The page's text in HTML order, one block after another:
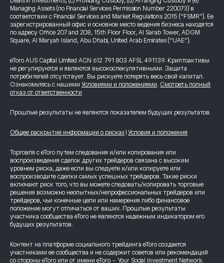
Managing Assets (по Financial Services Permission Number 220073) в
соответствии с Financial Services and Market Regulations 2015 (“FSMR”). Ее
зарегистрированный офис и основное место ведения бизнеса находятся
по адресу Office 207 and 208, 15th Floor Floor, Al Sarab Tower, ADGM
Square, Al Maryah Island, Abu Dhabi, United Arab Emirates (“UAE”).
eToro AUS Capital Limited ACN 612 791 803 AFSL 491139. Криптоактивы
не регулируются и являются высокоспекулятивными. Защита
потребителей отсутствует. Вы рискуете потерять весь свой капитал.
Ознакомьтесь с нашими Условиями и положениями. Смотреть полный
отказ от ответственности
Прошлые результаты не являются показателем будущих результатов.
Общее раскрытие информации о рисках Условия и положения
Торговля с eToro путем следования и/или копирования или
воспроизведения сделок других трейдеров связана с высоким
уровнем риска, даже если вы следуете и/или копируете или
воспроизводите сделки самых успешных трейдеров. Такие риски
включают риск того, что вы можете следовать/копировать торговые
решения возможно неопытных/непрофессиональных трейдеров или
трейдеров, чьи конечные цели или намерения либо финансовое
положение могут отличаться от ваших. Прошлые результаты
участника сообщества eToro не являются надежным индикатором его
будущих результатов.
Контент на платформе социального трейдинга eToro создается
участниками ее сообщества и не содержит советов или рекомендаций
со стороны eToro или от имени eToro - Your Social Investment Network.